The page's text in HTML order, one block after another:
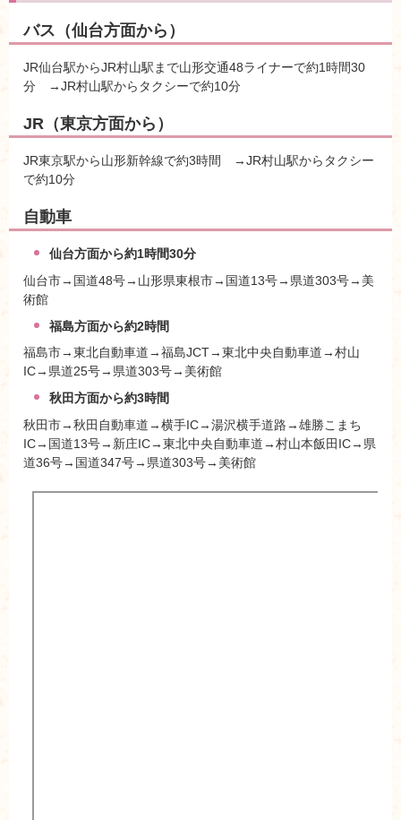
バス（仙台方面から）
JR仙台駅からJR村山駅まで山形交通48ライナーで約1時間30
分 →JR村山駅からタクシーで約10分
JR（東京方面から）
JR東京駅から山形新幹線で約3時間 →JR村山駅からタクシー
で約10分
自動車
仙台方面から約1時間30分
仙台市→国道48号→山形県東根市→国道13号→県道303号→美
術館
福島方面から約2時間
福島市→東北自動車道→福島JCT→東北中央自動車道→村山
IC→県道25号→県道303号→美術館
秋田方面から約3時間
秋田市→秋田自動車道→横手IC→湯沢横手道路→雄勝こまち
IC→国道13号→新庄IC→東北中央自動車道→村山本飯田IC→県
道36号→国道347号→県道303号→美術館